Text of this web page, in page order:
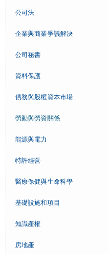
公司法
企業與商業爭議解決
公司秘書
資料保護
債務與股權資本市場
勞動與勞資關係
能源與電力
特許經營
醫療保健與生命科學
基礎設施和項目
知識產權
房地產